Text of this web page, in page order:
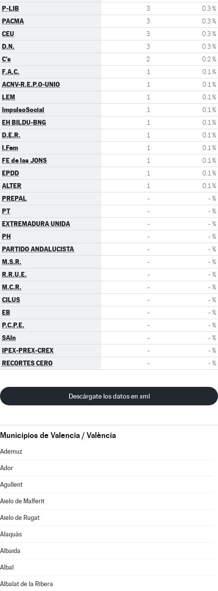
P-LIB 3 0.3 %
PACMA 3 0.3 %
CEU 3 0.3 %
D.N. 3 0.3 %
C's 2 0.2 %
F.A.C. 1 0.1 %
ACNV-R.E.P.O-UNIO 1 0.1 %
LEM 1 0.1 %
ImpulsoSocial 1 0.1 %
EH BILDU-BNG 1 0.1 %
D.E.R. 1 0.1 %
I.Fem 1 0.1 %
FE de las JONS 1 0.1 %
EPDD 1 0.1 %
ALTER 1 0.1 %
PREPAL - - %
PT - - %
EXTREMADURA UNIDA - - %
PH - - %
PARTIDO ANDALUCISTA - - %
M.S.R. - - %
R.R.U.E. - - %
M.C.R. - - %
CILUS - - %
EB - - %
P.C.P.E. - - %
SAIn - - %
IPEX-PREX-CREX - - %
RECORTES CERO - - %
Descárgate los datos en xml
Municipios de Valencia / València
Ademuz
Ador
Agullent
Aielo de Malferit
Aielo de Rugat
Alaquàs
Albaida
Albal
Albalat de la Ribera